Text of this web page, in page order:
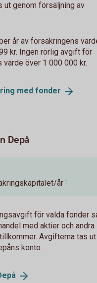
ut genom försäljning av
år av försäkringens
kr. Ingen rörlig avgift för
värde över 1 000 000 kr.
med fonder
Depå
år 1
för valda fonder
med aktier och andra
Avgifterna tas
konto.